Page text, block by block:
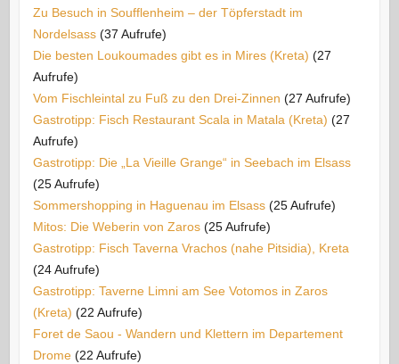
Zu Besuch in Soufflenheim – der Töpferstadt im
Nordelsass (37 Aufrufe)
Die besten Loukoumades gibt es in Mires (Kreta) (27
Aufrufe)
Vom Fischleintal zu Fuß zu den Drei-Zinnen (27 Aufrufe)
Gastrotipp: Fisch Restaurant Scala in Matala (Kreta) (27
Aufrufe)
Gastrotipp: Die „La Vieille Grange“ in Seebach im Elsass
(25 Aufrufe)
Sommershopping in Haguenau im Elsass (25 Aufrufe)
Mitos: Die Weberin von Zaros (25 Aufrufe)
Gastrotipp: Fisch Taverna Vrachos (nahe Pitsidia), Kreta
(24 Aufrufe)
Gastrotipp: Taverne Limni am See Votomos in Zaros
(Kreta) (22 Aufrufe)
Foret de Saou - Wandern und Klettern im Departement
Drome (22 Aufrufe)